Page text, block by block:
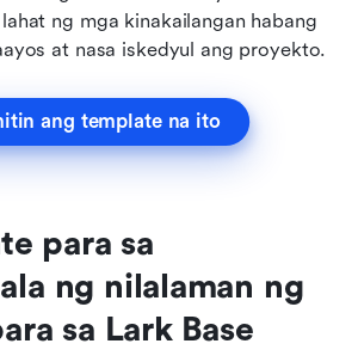
ng mga kinakailangan habang
at nasa iskedyul ang proyekto.
ang template na ito
para sa
ng nilalaman ng
sa Lark Base